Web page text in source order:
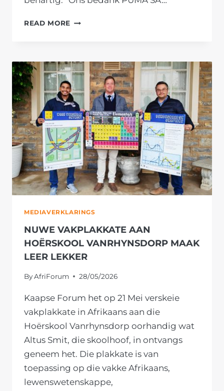
READ MORE PUMA
GROOT
IMPAK
IN
KAAPSE
FORUM-
GEMEENSKAPPE
MAAK
MEDIAVERKLARINGS
NUWE VAKPLAKKATE AAN
HOËRSKOOL VANRHYNSDORP MAAK
LEER LEKKER
ByAfriForum 28/05/2026
Kaapse Forum het op 21 Mei verskeie
vakplakkate in Afrikaans aan die
Hoërskool Vanrhynsdorp oorhandig wat
Altus Smit, die skoolhoof, in ontvangs
geneem het. Die plakkate is van
toepassing op die vakke Afrikaans,
lewenswetenskappe,